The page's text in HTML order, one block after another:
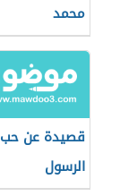
محمد
قصيدة عن حب
الرسول